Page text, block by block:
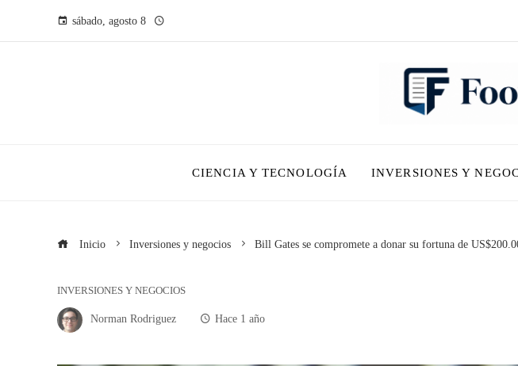
sábado, agosto 8
CIENCIA Y TECNOLOGÍA INVERSIONES Y
Inicio Inversiones y negocios Bill Gates se compromete a donar su fortuna de
INVERSIONES Y NEGOCIOS
Norman Rodriguez Hace 1 año